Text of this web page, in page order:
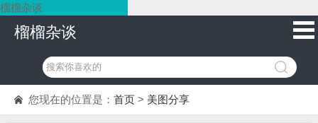
榴榴杂谈
榴榴杂谈
您现在的位置是： 首页 > 美图分享